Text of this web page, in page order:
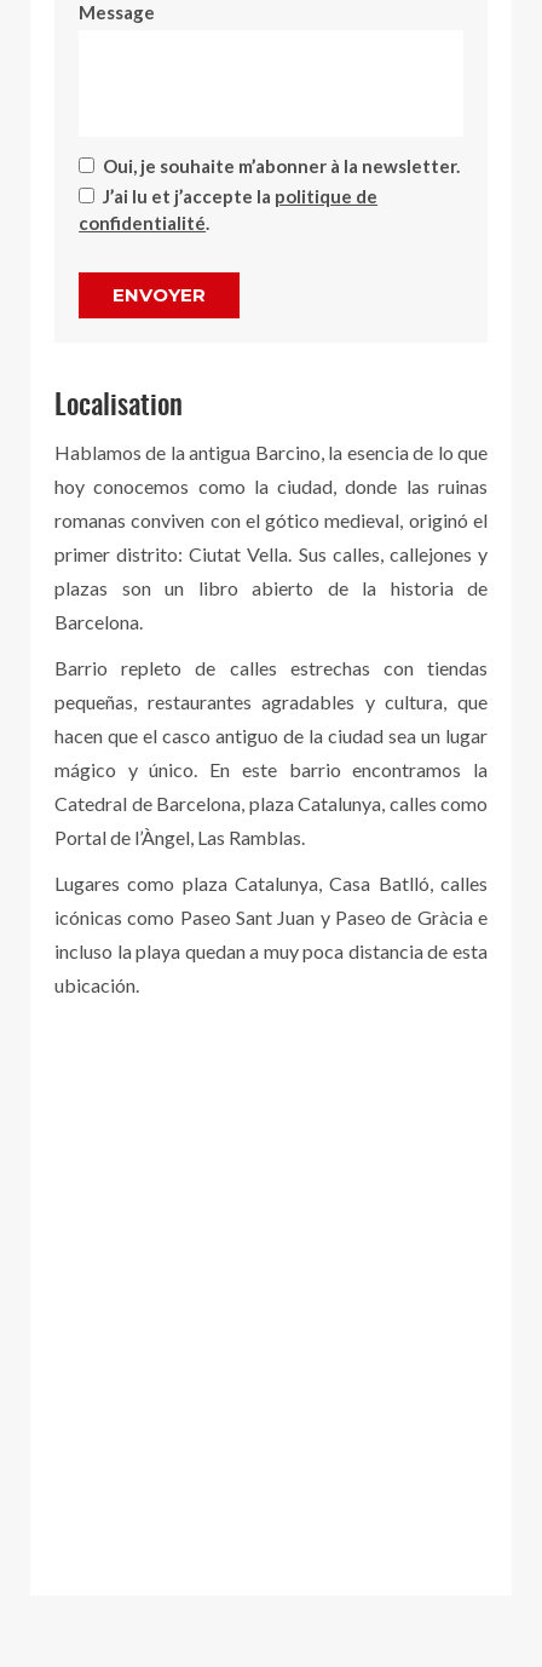
Message
Oui, je souhaite m’abonner à la newsletter.
J’ai lu et j’accepte la politique de
confidentialité.
ENVOYER
Localisation
Hablamos de la antigua Barcino, la esencia de lo que
hoy conocemos como la ciudad, donde las ruinas
romanas conviven con el gótico medieval, originó el
primer distrito: Ciutat Vella. Sus calles, callejones y
plazas son un libro abierto de la historia de
Barcelona.
Barrio repleto de calles estrechas con tiendas
pequeñas, restaurantes agradables y cultura, que
hacen que el casco antiguo de la ciudad sea un lugar
mágico y único. En este barrio encontramos la
Catedral de Barcelona, plaza Catalunya, calles como
Portal de l’Àngel, Las Ramblas.
Lugares como plaza Catalunya, Casa Batlló, calles
icónicas como Paseo Sant Juan y Paseo de Gràcia e
incluso la playa quedan a muy poca distancia de esta
ubicación.